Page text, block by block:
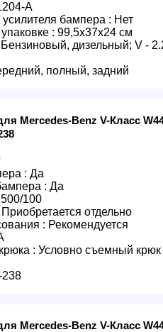
A
бампера : Нет
: 99,5x37x24 см
Бензиновый, дизельный; V -
полный, задний
Mercedes-Benz V-Класс
: Да
: Да
100
Приобретается отдельно
: Рекомендуется
: Условно съемный крюк
238
Mercedes-Benz V-Класс